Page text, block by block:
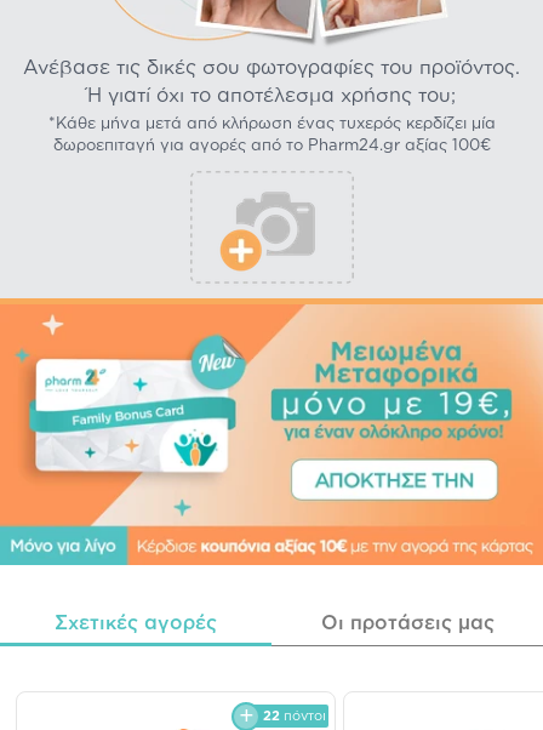
Ανέβασε τις δικές σου φωτογραφίες του προϊόντος.
Ή γιατί όχι το αποτέλεσμα χρήσης του;
*Κάθε μήνα μετά από κλήρωση ένας τυχερός κερδίζει μία
δωροεπιταγή για αγορές από το Pharm24.gr αξίας 100€
Σχετικές αγορές Οι προτάσεις μας
22 πόντοι